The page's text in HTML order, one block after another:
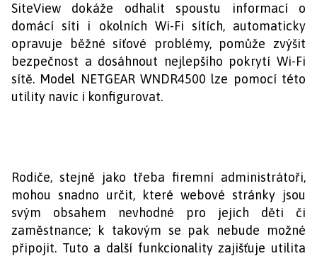
SiteView dokáže odhalit spoustu informací o
domácí síti i okolních Wi-Fi sítích, automaticky
opravuje běžné síťové problémy, pomůže zvýšit
bezpečnost a dosáhnout nejlepšího pokrytí Wi-Fi
sítě. Model NETGEAR WNDR4500 lze pomocí této
utility navíc i konfigurovat.
Rodiče, stejně jako třeba firemní administrátoři,
mohou snadno určit, které webové stránky jsou
svým obsahem nevhodné pro jejich děti či
zaměstnance; k takovým se pak nebude možné
připojit. Tuto a další funkcionality zajišťuje utilita